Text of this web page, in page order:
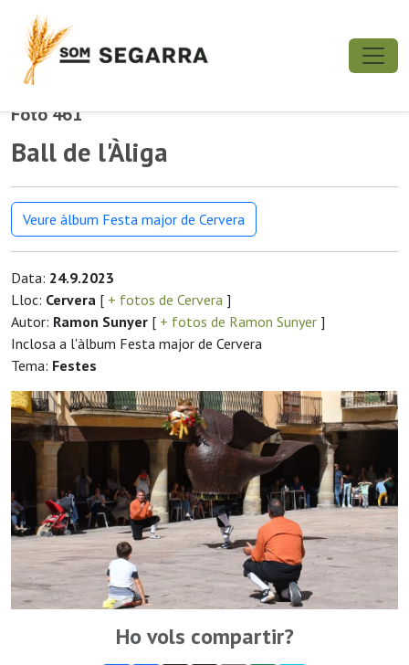
Foto 461
Ball de l'Àliga
Veure àlbum Festa major de Cervera
Data: 24.9.2023
Lloc: Cervera [ + fotos de Cervera ]
Autor: Ramon Sunyer [ + fotos de Ramon Sunyer ]
Inclosa a l'àlbum Festa major de Cervera
Tema: Festes
Ho vols compartir?